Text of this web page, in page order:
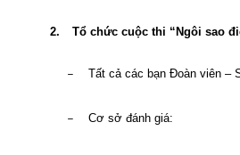
2. Tổ chức cuộc thi “Ngôi sao
– Tất cả các bạn Đoàn viên –
– Cơ sở đánh giá: